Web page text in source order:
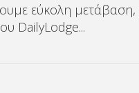
εύκολη
DailyLodge...